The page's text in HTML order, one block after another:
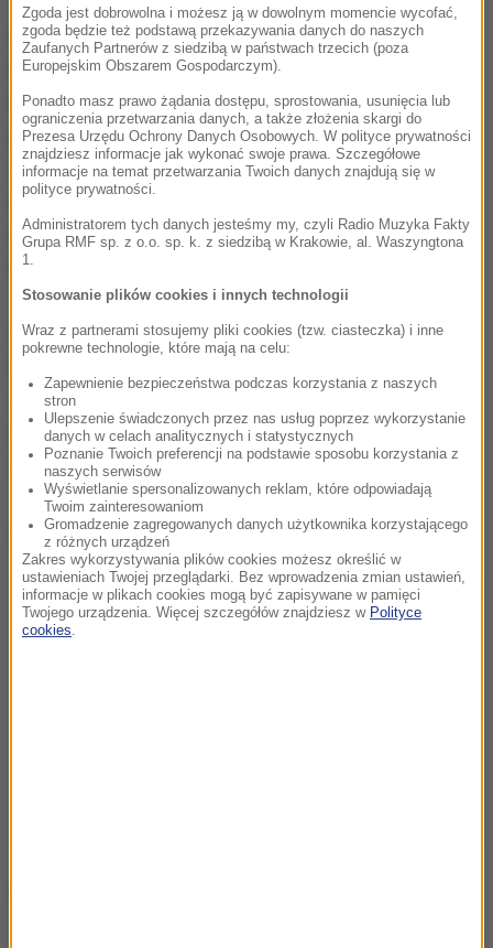
Karta w wyborach do Sejmu jest biała i składa się z
kilku lub kilkunastu stron, w zależności od liczby
komitetów startujących w danym okręgu. Na
pierwszej stronie znajduje się instrukcja
głosowania, czyli informacja, jak oddać ważny głos.
Kolejna kartka to spis treści, czyli lista komitetów,
które umieszczone są na karcie. Kolejne kartki to
listy kandydatów na posłów.
Żeby nasz głos był ważny, wybieramy tylko jedną
dokonujemy stawiając znak "x" lub "+" w kratce po
lewej stronie nazwiska kandydata. Muszą to być
dwie przecinające się linie w obrębie kratki.
Dalsza część artykułu pod materiałem video:
Zgoda jest dobrowolna i możesz ją w dowolnym momencie wycofać,
zgoda będzie też podstawą przekazywania danych do naszych
Zaufanych Partnerów z siedzibą w państwach trzecich (poza
Europejskim Obszarem Gospodarczym).
Ponadto masz prawo żądania dostępu, sprostowania, usunięcia lub
ograniczenia przetwarzania danych, a także złożenia skargi do
Prezesa Urzędu Ochrony Danych Osobowych. W polityce prywatności
znajdziesz informacje jak wykonać swoje prawa. Szczegółowe
informacje na temat przetwarzania Twoich danych znajdują się w
polityce prywatności.
Administratorem tych danych jesteśmy my, czyli Radio Muzyka Fakty
Grupa RMF sp. z o.o. sp. k. z siedzibą w Krakowie, al. Waszyngtona
1.
Stosowanie plików cookies i innych technologii
Wraz z partnerami stosujemy pliki cookies (tzw. ciasteczka) i inne
pokrewne technologie, które mają na celu:
Zapewnienie bezpieczeństwa podczas korzystania z naszych
stron
Ulepszenie świadczonych przez nas usług poprzez wykorzystanie
danych w celach analitycznych i statystycznych
Poznanie Twoich preferencji na podstawie sposobu korzystania z
naszych serwisów
Wyświetlanie spersonalizowanych reklam, które odpowiadają
Twoim zainteresowaniom
Gromadzenie zagregowanych danych użytkownika korzystającego
z różnych urządzeń
Zakres wykorzystywania plików cookies możesz określić w
ustawieniach Twojej przeglądarki. Bez wprowadzenia zmian ustawień,
informacje w plikach cookies mogą być zapisywane w pamięci
Twojego urządzenia. Więcej szczegółów znajdziesz w Polityce
cookies